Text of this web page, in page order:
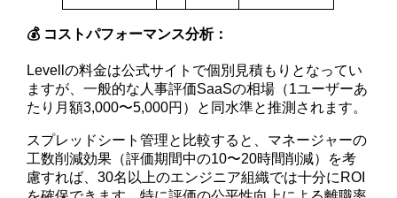
💰 コストパフォーマンス分析：
Levellの料金は公式サイトで個別見積もりとなってい
ますが、一般的な人事評価SaaSの相場（1ユーザーあ
たり月額3,000〜5,000円）と同水準と推測されます。
スプレッドシート管理と比較すると、マネージャーの
工数削減効果（評価期間中の10〜20時間削減）を考
慮すれば、30名以上のエンジニア組織では十分にROI